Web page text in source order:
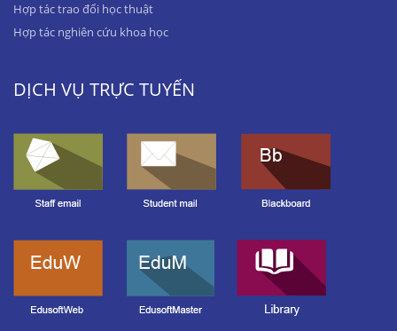
Hợp tác trao đổi học thuật
Hợp tác nghiên cứu khoa học
DỊCH VỤ TRỰC TUYẾN